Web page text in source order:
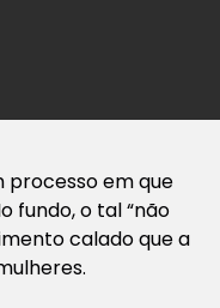
processo em que
fundo, o tal “não
calado que a